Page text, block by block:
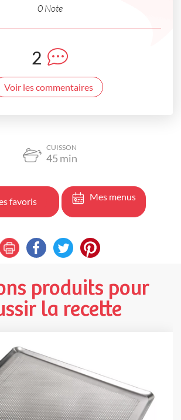
0 Note
2
Voir les commentaires
CUISSON
45 min
favoris Mes menus
produits pour
la recette